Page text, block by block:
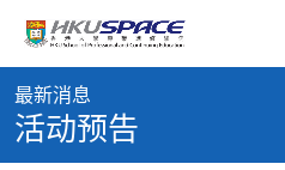
content
content
start
最新消息
活动预告